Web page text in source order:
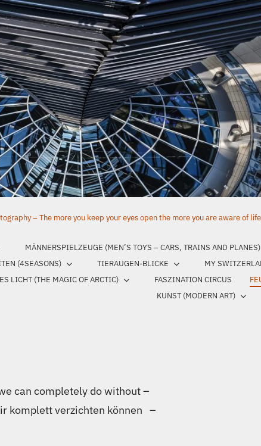
– The more you keep your eyes open the more you are aware of
MÄNNERSPIELZEUGE (MEN’S TOYS – CARS, TRAINS AND PLANES)
(4SEASONS) TIERAUGEN-BLICKE
MY
LICHT (THE MAGIC OF ARCTIC) FASZINATION CIRCUS
KUNST (MODERN ART)
can completely do without –
komplett verzichten können –